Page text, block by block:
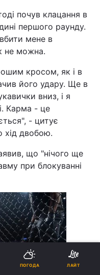
почув клацання в
першого раунду.
мене в
не можна.
кросом, як і в
його удару. Ще в
вниз, і я
Карма - це
- цитує
хід двобою.
що "нічого ще
при блокуванні
ПОГОДА ЛАЙТ